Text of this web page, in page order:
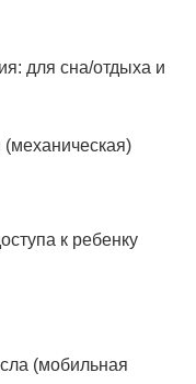
для сна/отдыха и
(механическая)
к ребенку
(мобильная